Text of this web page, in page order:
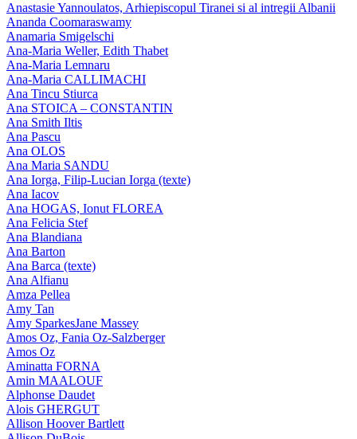
Anastasie Yannoulatos, Arhiepiscopul Tiranei si al intregii Albanii
Ananda Coomaraswamy
Anamaria Smigelschi
Ana-Maria Weller, Edith Thabet
Ana-Maria Lemnaru
Ana-Maria CALLIMACHI
Ana Tincu Stiurca
Ana STOICA – CONSTANTIN
Ana Smith Iltis
Ana Pascu
Ana OLOS
Ana Maria SANDU
Ana Iorga, Filip-Lucian Iorga (texte)
Ana Iacov
Ana HOGAS, Ionut FLOREA
Ana Felicia Stef
Ana Blandiana
Ana Barton
Ana Barca (texte)
Ana Alfianu
Amza Pellea
Amy Tan
Amy SparkesJane Massey
Amos Oz, Fania Oz-Salzberger
Amos Oz
Aminatta FORNA
Amin MAALOUF
Alphonse Daudet
Alois GHERGUT
Allison Hoover Bartlett